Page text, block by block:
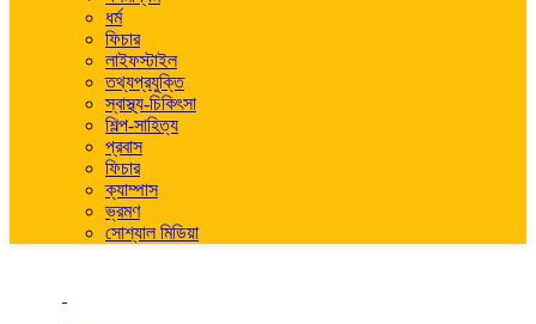
ধর্ম
ফিচার
লাইফস্টাইল
তথ্যপ্রযুক্তি
স্বাস্থ্য-চিকিৎসা
শিল্প-সাহিত্য
প্রবাস
ফিচার
ক্যাম্পাস
ভ্রমণ
সোশ্যাল মিডিয়া